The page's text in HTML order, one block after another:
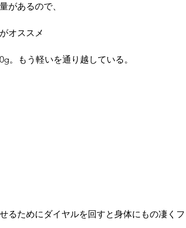
があるので、
オススメ
。もう軽いを通り越している。
るためにダイヤルを回すと身体にもの凄く